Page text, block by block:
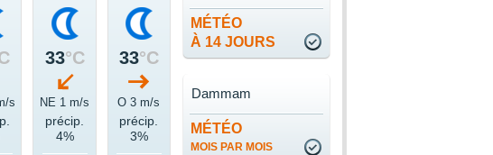
s
33°C
NE 1 m/s
précip.
4%
33°C
O 3 m/s
précip.
3%
MÉTÉO
À 14 JOURS
MÉTÉO
MOIS PAR MOIS
Dammam